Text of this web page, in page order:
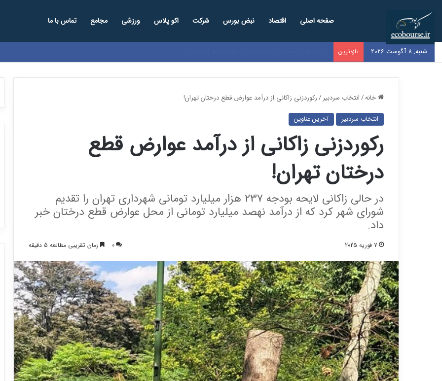
صفحه اصلی اقتصاد نبض بورس شرکت اکو پلاس ورزشی مجامع تماس با ما
شنبه, 8 آگوست 2026 تازه‌ترین
خانه/انتخاب سردبیر /رکوردزنی زاکانی از درآمد عوارض قطع درختان تهران!
انتخاب سردبیر آخرین عناوین
رکوردزنی زاکانی از درآمد عوارض قطع
درختان تهران!
در حالی زاکانی لایحه بودجه 237 هزار میلیارد تومانی شهرداری تهران را تقدیم
شورای شهر کرد که از درآمد نهصد میلیارد تومانی از محل عوارض قطع درختان خبر
داد.
7 فوریه 2025 0 زمان تقریبی مطالعه 5 دقیقه